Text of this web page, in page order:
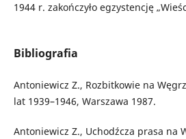
1944 r. zakończyło egzystencję
Bibliografia
Antoniewicz Z., Rozbitkowie na
lat 1939–1946, Warszawa 1987.
Antoniewicz Z., Uchodźcza prasa na